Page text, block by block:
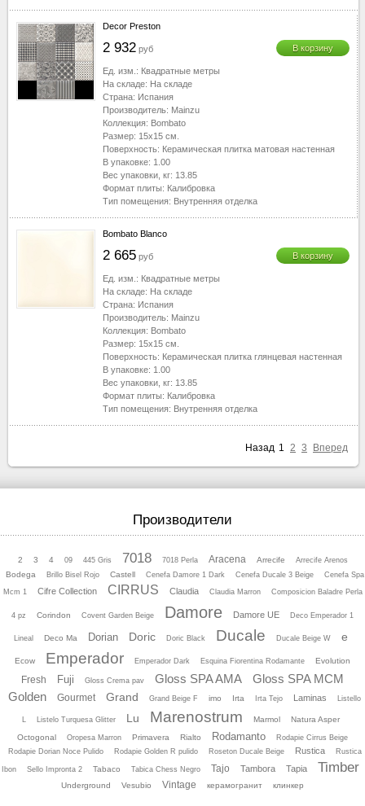
Decor Preston
2 932 руб В корзину
Ед. изм.: Квадратные метры
На складе: На складе
Страна: Испания
Производитель: Mainzu
Коллекция: Bombato
Размер: 15x15 см.
Поверхность: Керамическая плитка матовая настенная
В упаковке: 1.00
Вес упаковки, кг: 13.85
Формат плиты: Калибровка
Тип помещения: Внутренняя отделка
Bombato Blanco
2 665 руб В корзину
Ед. изм.: Квадратные метры
На складе: На складе
Страна: Испания
Производитель: Mainzu
Коллекция: Bombato
Размер: 15x15 см.
Поверхность: Керамическая плитка глянцевая настенная
В упаковке: 1.00
Вес упаковки, кг: 13.85
Формат плиты: Калибровка
Тип помещения: Внутренняя отделка
Назад 1 2 3 Вперед
Производители
2 3 4 09 445 Gris 7018 7018 Perla Aracena Arrecife Arrecife Arenos
Bodega Brillo Bisel Rojo Castell Cenefa Damore 1 Dark Cenefa Ducale 3 Beige Cenefa Spa
Mcm 1 Cifre Collection CIRRUS Claudia Claudia Marron Composicion Baladre Perla
4 pz Corindon Covent Garden Beige Damore Damore UE Deco Emperador 1
Lineal Deco Ma Dorian Doric Doric Black Ducale Ducale Beige W e
Ecow Emperador Emperador Dark Esquina Fiorentina Rodamante Evolution
Fresh Fuji Gloss Crema pav Gloss SPA AMA
Gloss SPA MCM
Golden
Gourmet Grand Grand Beige F imo Irta Irta Tejo Laminas Listello
L Listelo Turquesa Glitter Lu Marenostrum Marmol
Natura Asper
Octogonal
Oropesa Marron Primavera Rialto Rodamanto
Rodapie Cirrus Beige
Rodapie Dorian Noce Pulido
Rodapie Golden R pulido Roseton Ducale Beige Rustica Rustica
Ibon Sello Impronta 2 Tabaco Tabica Chess Negro Tajo Tambora Tapia Timber
Underground Vesubio Vintage керамогранит клинкер